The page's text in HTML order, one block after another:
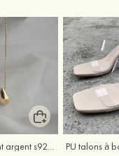
Beau charmant argent s925 colliers